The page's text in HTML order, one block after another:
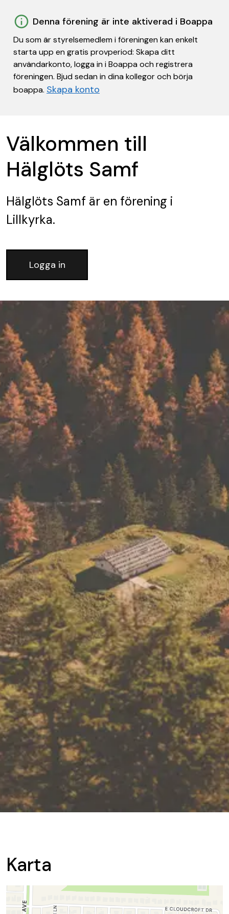
Denna förening är inte aktiverad i Boappa
Du som är styrelsemedlem i föreningen kan enkelt
starta upp en gratis provperiod: Skapa ditt
användarkonto, logga in i Boappa och registrera
föreningen. Bjud sedan in dina kollegor och börja
boappa. Skapa konto
Välkommen till
Hälglöts Samf
Hälglöts Samf är en förening i
Lillkyrka.
Logga in
Karta